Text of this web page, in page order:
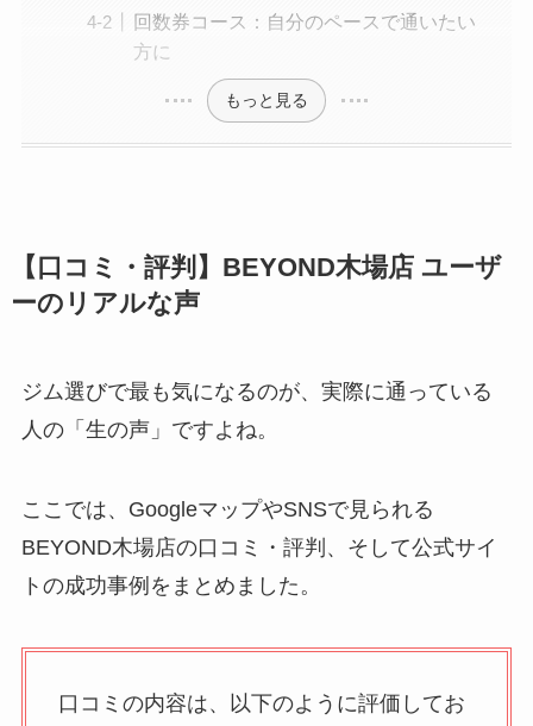
回数券コース：自分のペースで通いたい
方に
もっと見る
【口コミ・評判】BEYOND木場店 ユーザ
ーのリアルな声
ジム選びで最も気になるのが、実際に通っている
人の「生の声」ですよね。
ここでは、GoogleマップやSNSで見られる
BEYOND木場店の口コミ・評判、そして公式サイ
トの成功事例をまとめました。
口コミの内容は、以下のように評価してお